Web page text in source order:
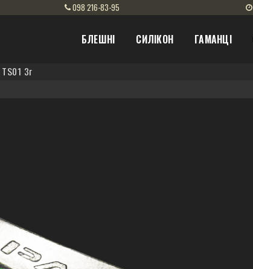
098 216-83-95
БЛЕШНІ СИЛІКОН ГАМАНЦІ
3г